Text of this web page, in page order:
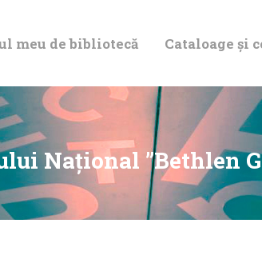
meu de bibliotecă Cataloage și
Naţional ”Bethlen
ȘI